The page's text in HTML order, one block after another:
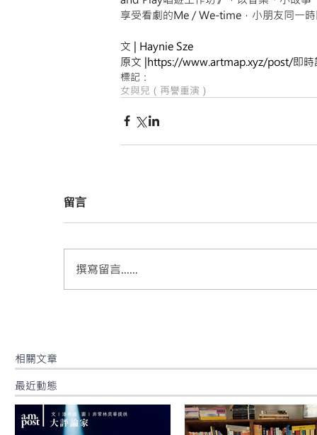
享受看劇的Me / We-time，小朋友同一
文 | Haynie Sze
原文 |https://www.artmap.xyz/post/即時
標記：
女與兒（再譽重演）
留言
撰寫留言......
​相關文章
最近動態